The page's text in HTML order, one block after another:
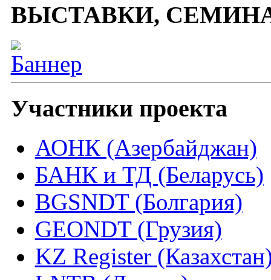
ВЫСТАВКИ,
Участники проекта
АОНК (Азербайджан)
БАНК и ТД (Беларусь)
BGSNDT (Болгария)
GEONDT (Грузия)
KZ Register